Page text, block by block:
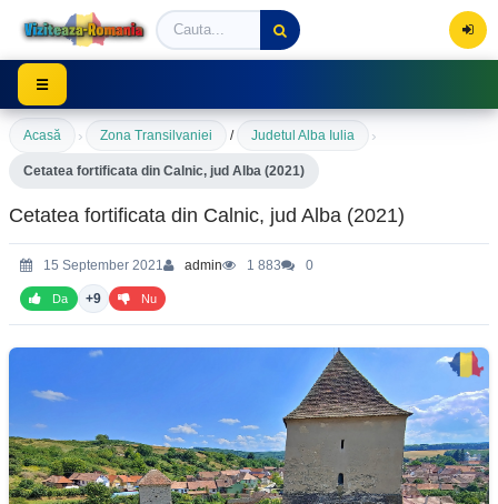
Viziteaza Romania | Obiective Turistice | Trasee
☰
Acasă › Zona Transilvaniei / Judetul Alba Iulia ›
Cetatea fortificata din Calnic, jud Alba (2021)
Cetatea fortificata din Calnic, jud Alba (2021)
15 September 2021 admin 1 883 0
Da +9 Nu